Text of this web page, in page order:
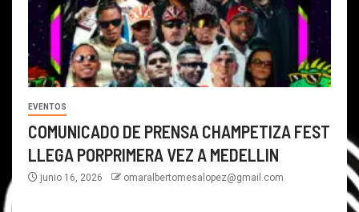
EVENTOS
COMUNICADO DE PRENSA CHAMPETIZA FEST
LLEGA PORPRIMERA VEZ A MEDELLIN
junio 16, 2026 omaralbertomesalopez@gmail.com